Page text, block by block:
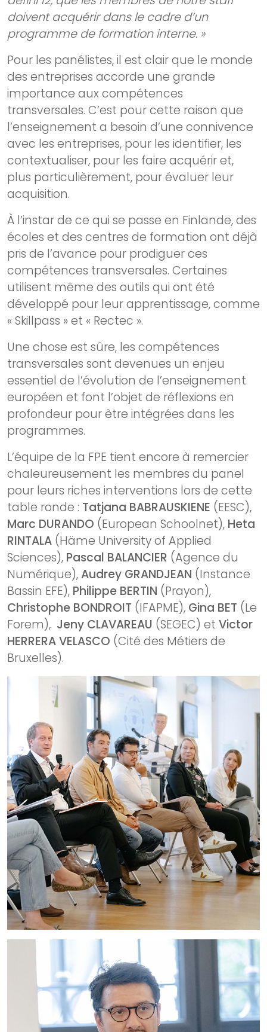
doivent acquérir dans le cadre d’un
programme de formation interne. »
Pour les panélistes, il est clair que le monde
des entreprises accorde une grande
importance aux compétences
transversales. C’est pour cette raison que
l’enseignement a besoin d’une connivence
avec les entreprises, pour les identifier, les
contextualiser, pour les faire acquérir et,
plus particulièrement, pour évaluer leur
acquisition.
À l’instar de ce qui se passe en Finlande, des
écoles et des centres de formation ont déjà
pris de l’avance pour prodiguer ces
compétences transversales. Certaines
utilisent même des outils qui ont été
développé pour leur apprentissage, comme
« Skillpass » et « Rectec ».
Une chose est sûre, les compétences
transversales sont devenues un enjeu
essentiel de l’évolution de l’enseignement
européen et font l’objet de réflexions en
profondeur pour être intégrées dans les
programmes.
L’équipe de la FPE tient encore à remercier
chaleureusement les membres du panel
pour leurs riches interventions lors de cette
table ronde : Tatjana BABRAUSKIENE (EESC),
Marc DURANDO (European Schoolnet), Heta
RINTALA (Häme University of Applied
Sciences), Pascal BALANCIER (Agence du
Numérique),Audrey GRANDJEAN (Instance
Bassin EFE), Philippe BERTIN (Prayon),
Christophe BONDROIT (IFAPME), Gina BET (Le
Forem), Jeny CLAVAREAU (SEGEC) et Victor
HERRERA VELASCO (Cité des Métiers de
Bruxelles).